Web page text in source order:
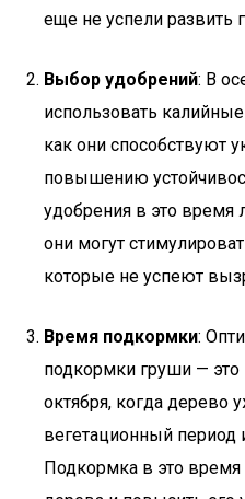
еще не успели развить
Выбор удобрений: В
использовать
как они способствуют
повышению
удобрения в это время
они могут
которые не успеют
Время подкормки:
подкормки груши — это
октября, когда дерево
вегетационный период
Подкормка в это